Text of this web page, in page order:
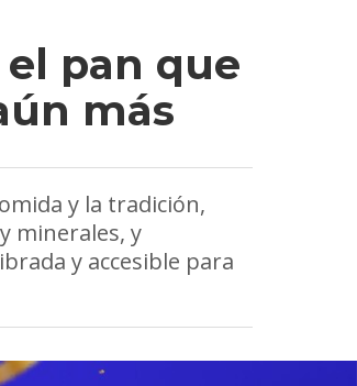
pan que
más
y la tradición,
minerales, y
y accesible para